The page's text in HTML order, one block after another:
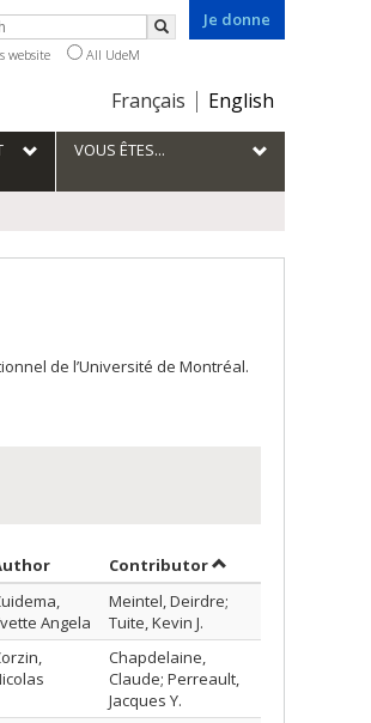
Je donne
Choix
la
langue
Français English
Search
website All UdeM
VOUS ÊTES...
de l’Université de Montréal.
Sort by author in descending order
Contributorby contributor in
Angela
Meintel, Deirdre;
Tuite, Kevin J.
Chapdelaine,
Claude; Perreault,
Jacques Y.